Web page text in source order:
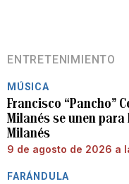
ENTRETENIMIENTO
MÚSICA
Francisco “Pancho”
Milanés se unen
Milanés
9 de agosto de 2026 a
FARÁNDULA